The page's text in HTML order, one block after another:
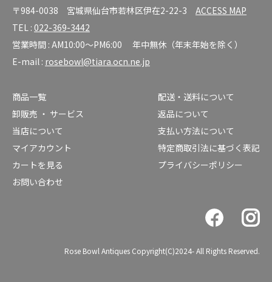
〒984-0038 宮城県仙台市若林区伊在2-22-3 ACCESS MAP
TEL : 022-369-3442
営業時間 : AM10:00～PM6:00 年中無休（年末年始を除く）
E-mail : rosebowl@tiara.ocn.ne.jp
商品一覧
卸販売 ・ サービス
当店について
マイアカウント
カートを見る
お問い合わせ
配送・送料について
返品について
支払い方法について
特定商取引法に基づく表記
プライバシーポリシー
Rose Bowl Antiques Copyright(C)2024- All Rights Reserved.